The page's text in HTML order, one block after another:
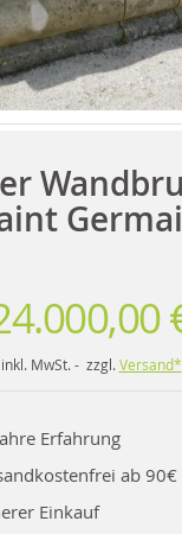
inkl. MwSt. - zzgl. Versand*
Erfahrung
ab
Einkauf